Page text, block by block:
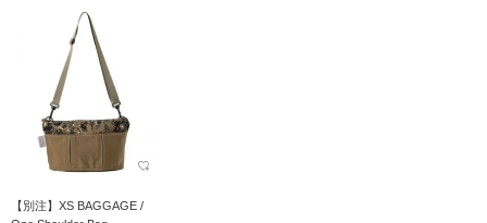
【別注】XS BAGGAGE /